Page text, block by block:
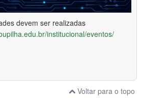
devem ser realizadas
edu.br/institucional/eventos/
Voltar para o topo